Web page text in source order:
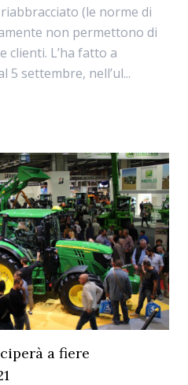
(le norme di
non permettono di
clienti. L’ha fatto a
5 settembre, nell’ul...
a fiere